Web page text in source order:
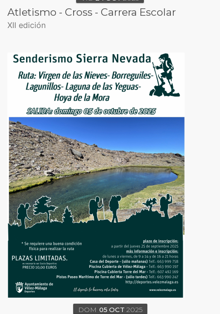
Atletismo - Cross - Carrera Escolar
XII edición
DOM 05 OCT 2025